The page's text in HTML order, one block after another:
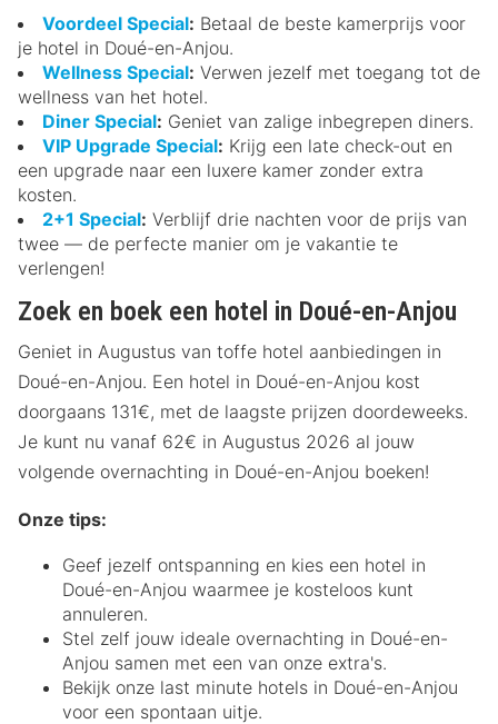
Voordeel Special: Betaal de beste kamerprijs voor
je hotel in Doué-en-Anjou.
Wellness Special: Verwen jezelf met toegang tot de
wellness van het hotel.
Diner Special: Geniet van zalige inbegrepen diners.
VIP Upgrade Special: Krijg een late check-out en
een upgrade naar een luxere kamer zonder extra
kosten.
2+1 Special: Verblijf drie nachten voor de prijs van
twee — de perfecte manier om je vakantie te
verlengen!
Zoek en boek een hotel in Doué-en-Anjou
Geniet in Augustus van toffe hotel aanbiedingen in
Doué-en-Anjou. Een hotel in Doué-en-Anjou kost
doorgaans 131€, met de laagste prijzen doordeweeks.
Je kunt nu vanaf 62€ in Augustus 2026 al jouw
volgende overnachting in Doué-en-Anjou boeken!
Onze tips:
Geef jezelf ontspanning en kies een hotel in
Doué-en-Anjou waarmee je kosteloos kunt
annuleren.
Stel zelf jouw ideale overnachting in Doué-en-
Anjou samen met een van onze extra's.
Bekijk onze last minute hotels in Doué-en-Anjou
voor een spontaan uitje.